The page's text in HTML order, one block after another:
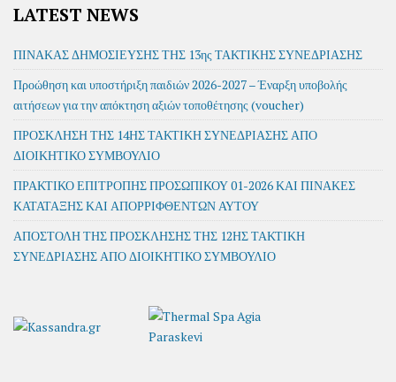
LATEST NEWS
ΠΙΝΑΚΑΣ ΔΗΜΟΣΙΕΥΣΗΣ ΤΗΣ 13ης ΤΑΚΤΙΚΗΣ ΣΥΝΕΔΡΙΑΣΗΣ
Προώθηση και υποστήριξη παιδιών 2026-2027 – Έναρξη υποβολής
αιτήσεων για την απόκτηση αξιών τοποθέτησης (voucher)
ΠΡΟΣΚΛΗΣΗ ΤΗΣ 14ΗΣ ΤΑΚΤΙΚΗ ΣΥΝΕΔΡΙΑΣΗΣ ΑΠΟ
ΔΙΟΙΚΗΤΙΚΟ ΣΥΜΒΟΥΛΙΟ
ΠΡΑΚΤΙΚΟ ΕΠΙΤΡΟΠΗΣ ΠΡΟΣΩΠΙΚΟΥ 01-2026 ΚΑΙ ΠΙΝΑΚΕΣ
ΚΑΤΑΤΑΞΗΣ ΚΑΙ ΑΠΟΡΡΙΦΘΕΝΤΩΝ ΑΥΤΟΥ
ΑΠΟΣΤΟΛΗ ΤΗΣ ΠΡΟΣΚΛΗΣΗΣ ΤΗΣ 12ΗΣ ΤΑΚΤΙΚΗ
ΣΥΝΕΔΡΙΑΣΗΣ ΑΠΟ ΔΙΟΙΚΗΤΙΚΟ ΣΥΜΒΟΥΛΙΟ